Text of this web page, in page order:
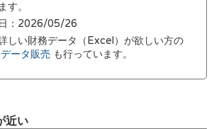
す。
：2026/05/26
しい財務データ（Excel）が欲しい方の
ータ販売 も行っています。
近い